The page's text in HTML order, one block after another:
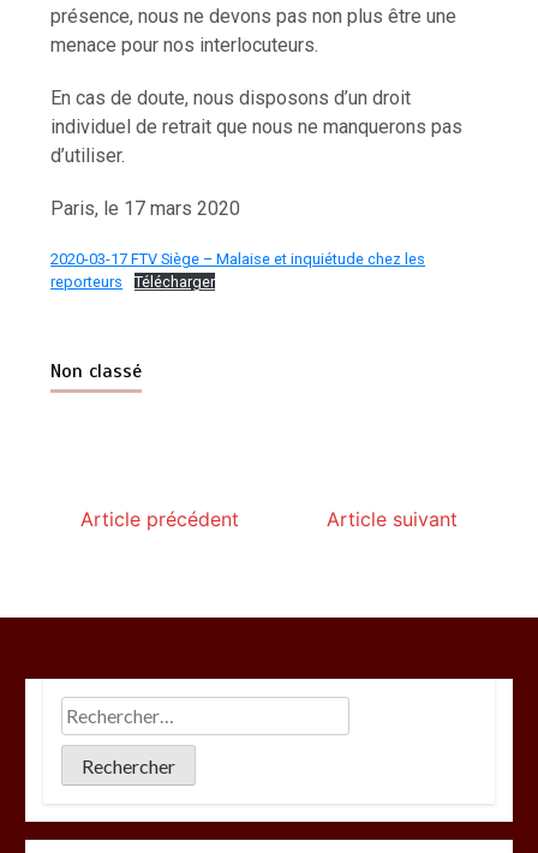
présence, nous ne devons pas non plus être une
menace pour nos interlocuteurs.
En cas de doute, nous disposons d’un droit
individuel de retrait que nous ne manquerons pas
d’utiliser.
Paris, le 17 mars 2020
2020-03-17 FTV Siège – Malaise et inquiétude chez les
reporteurs
Télécharger
Non classé
Article précédent Article suivant